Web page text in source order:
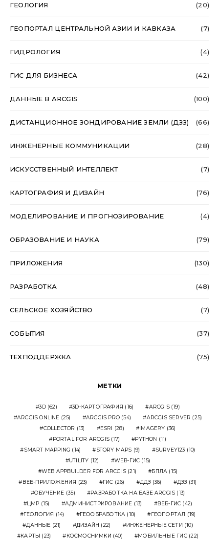
ГЕОЛОГИЯ (20)
ГЕОПОРТАЛ ЦЕНТРАЛЬНОЙ АЗИИ И КАВКАЗА (7)
ГИДРОЛОГИЯ (4)
ГИС ДЛЯ БИЗНЕСА (42)
ДАННЫЕ В ARCGIS (100)
ДИСТАНЦИОННОЕ ЗОНДИРОВАНИЕ ЗЕМЛИ (ДЗЗ) (66)
ИНЖЕНЕРНЫЕ КОММУНИКАЦИИ (28)
ИСКУССТВЕННЫЙ ИНТЕЛЛЕКТ (7)
КАРТОГРАФИЯ И ДИЗАЙН (76)
МОДЕЛИРОВАНИЕ И ПРОГНОЗИРОВАНИЕ (4)
ОБРАЗОВАНИЕ И НАУКА (79)
ПРИЛОЖЕНИЯ (130)
РАЗРАБОТКА (48)
СЕЛЬСКОЕ ХОЗЯЙСТВО (7)
СОБЫТИЯ (37)
ТЕХПОДДЕРЖКА (75)
МЕТКИ
3D(62) 3D-КАРТОГРАФИЯ (16) ARCGIS(19)
ARCGIS ONLINE (25) ARCGIS PRO (54) ARCGIS SERVER (25)
COLLECTOR (13) ESRI (28) IMAGERY (36)
PORTAL FOR ARCGIS (17) PYTHON (11)
SMART MAPPING (14) STORY MAPS (9) SURVEY123 (10)
UTILITY (12) WEB-ГИС (15)
WEB APPBUILDER FOR ARCGIS(21) БПЛА (15)
ВЕБ-ПРИЛОЖЕНИЯ (23) ГИС (26) ДДЗ (36) ДЗЗ (31)
ОБУЧЕНИЕ (35) РАЗРАБОТКА НА БАЗЕ ARCGIS (13)
ЦМР (15) АДМИНИСТРИРОВАНИЕ (13) ВЕБ-ГИС (42)
ГЕОЛОГИЯ (14) ГЕООБРАБОТКА (10) ГЕОПОРТАЛ (19)
ДАННЫЕ (21) ДИЗАЙН (22) ИНЖЕНЕРНЫЕ СЕТИ (10)
КАРТЫ (23) КОСМОСНИМКИ (40) МОБИЛЬНЫЕ ГИС(22)